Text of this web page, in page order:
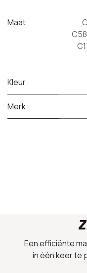
Maat
C58
Kleur
Merk
Een efficiënte
in één keer te